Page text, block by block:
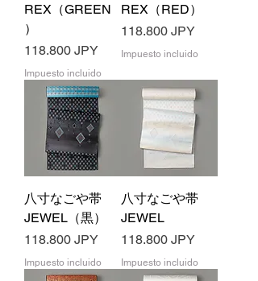
REX（GREEN
）
Precio
118.800 JPY
Impuesto incluido
REX（RED）
Precio
118.800 JPY
Impuesto incluido
八寸なごや帯
JEWEL（黒）
Precio
118.800 JPY
Impuesto incluido
八寸なごや帯
JEWEL
Precio
118.800 JPY
Impuesto incluido